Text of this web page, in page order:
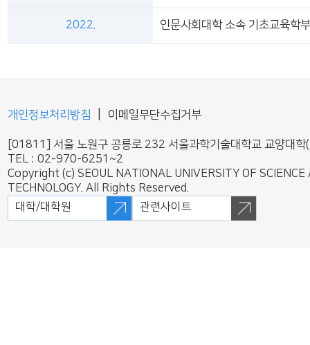
2022. 인문사회대학 소속 기초교육학
개인정보처리방침 이메일무단수집거부
[01811] 서울 노원구 공릉로 232 서울과학기술대학교 교양대
TEL : 02-970-6251~2
Copyright (c) SEOUL NATIONAL UNIVERSITY OF SCIENCE
TECHNOLOGY. All Rights Reserved.
대학/대학원 관련사이트